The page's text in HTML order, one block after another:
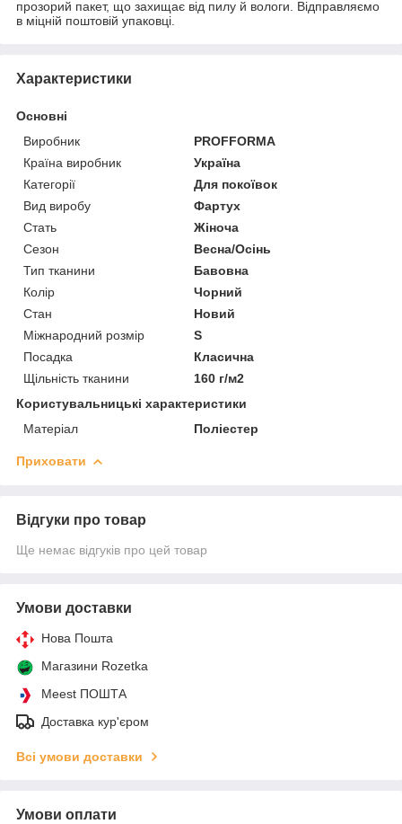
прозорий пакет, що захищає від пилу й вологи. Відправляємо
в міцній поштовій упаковці.
Характеристики
Основні
Виробник
PROFFORMA
Країна виробник
Україна
Категорії
Для покоївок
Вид виробу
Фартух
Стать
Жіноча
Сезон
Весна/Осінь
Тип тканини
Бавовна
Колір
Чорний
Стан
Новий
Міжнародний розмір
S
Посадка
Класична
Щільність тканини
160 г/м2
Користувальницькі характеристики
Матеріал
Поліестер
Приховати
Відгуки про товар
Ще немає відгуків про цей товар
Умови доставки
Нова Пошта
Магазини Rozetka
Meest ПОШТА
Доставка кур'єром
Всі умови доставки
Умови оплати